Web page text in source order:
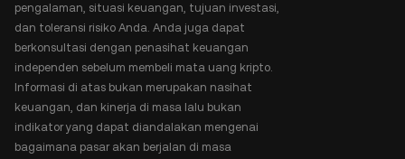
pengalaman, situasi keuangan, tujuan investasi,
dan toleransi risiko Anda. Anda juga dapat
berkonsultasi dengan penasihat keuangan
independen sebelum membeli mata uang kripto.
Informasi di atas bukan merupakan nasihat
keuangan, dan kinerja di masa lalu bukan
indikator yang dapat diandalakan mengenai
bagaimana pasar akan berjalan di masa